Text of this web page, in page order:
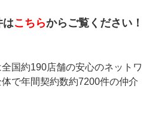
はこちらからご覧ください！
国約190店舗の安心のネットワ
で年間契約数約7200件の仲介